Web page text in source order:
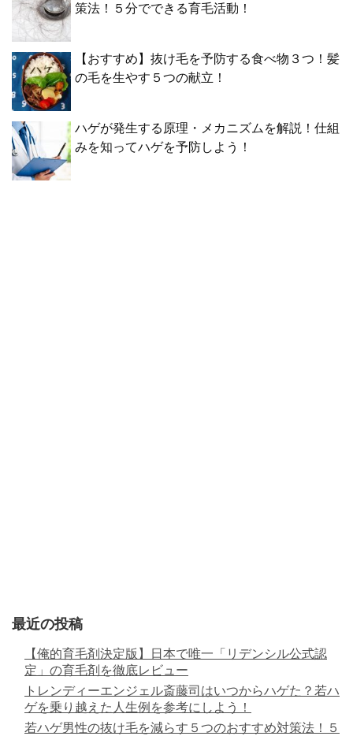
策法！５分でできる育毛活動！
【おすすめ】抜け毛を予防する食べ物３つ！髪
の毛を生やす５つの献立！
ハゲが発生する原理・メカニズムを解説！仕組
みを知ってハゲを予防しよう！
最近の投稿
【俺的育毛剤決定版】日本で唯一「リデンシル公式認
定」の育毛剤を徹底レビュー
トレンディーエンジェル斎藤司はいつからハゲた？若ハ
ゲを乗り越えた人生例を参考にしよう！
若ハゲ男性の抜け毛を減らす５つのおすすめ対策法！５